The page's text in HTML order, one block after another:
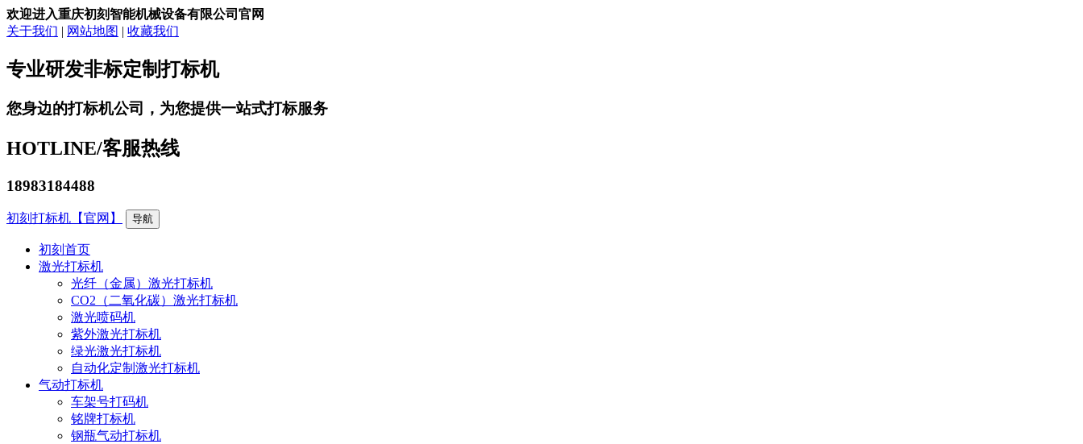
欢迎进入重庆初刻智能机械设备有限公司官网
关于我们 | 网站地图 | 收藏我们
专业研发非标定制打标机
您身边的打标机公司，为您提供一站式打标服务
HOTLINE/客服热线
18983184488
初刻打标机【官网】 导航
初刻首页
激光打标机
光纤（金属）激光打标机
CO2（二氧化碳）激光打标机
激光喷码机
紫外激光打标机
绿光激光打标机
自动化定制激光打标机
气动打标机
车架号打码机
铭牌打标机
钢瓶气动打标机